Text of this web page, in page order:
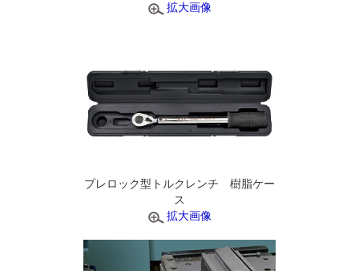
拡大画像
プレロック型トルクレンチ 樹脂ケー
ス
拡大画像